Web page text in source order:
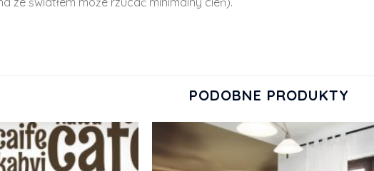
PODOBNE PRODUKTY